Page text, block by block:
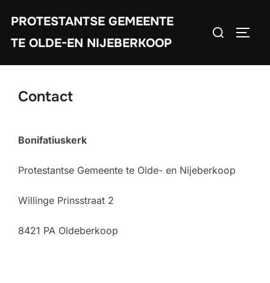
naarPROTESTANTSE GEMEENTE
TE OLDE-EN NIJEBERKOOP
Zoek
Contact
Bonifatiuskerk
Protestantse Gemeente te Olde- en Nijeberkoop
Willinge Prinsstraat 2
8421 PA Oldeberkoop